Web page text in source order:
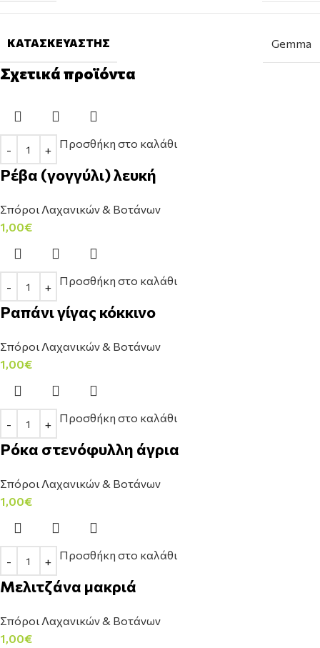
ΚΑΤΑΣΚΕΥΑΣΤΉΣ Gemma
Σχετικά προϊόντα
Προσθήκη στο καλάθι
Ρέβα (γογγύλι) λευκή
Σπόροι Λαχανικών & Βοτάνων
1,00€
Προσθήκη στο καλάθι
Ραπάνι γίγας κόκκινο
Σπόροι Λαχανικών & Βοτάνων
1,00€
Προσθήκη στο καλάθι
Ρόκα στενόφυλλη άγρια
Σπόροι Λαχανικών & Βοτάνων
1,00€
Προσθήκη στο καλάθι
Μελιτζάνα μακριά
Σπόροι Λαχανικών & Βοτάνων
1,00€